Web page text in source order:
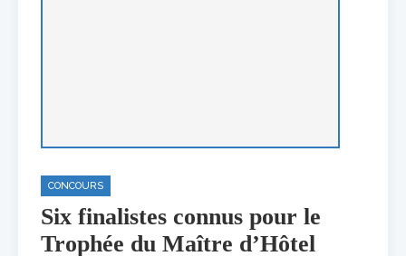
CONCOURS
Six finalistes connus pour le
Trophée du Maître d’Hôtel